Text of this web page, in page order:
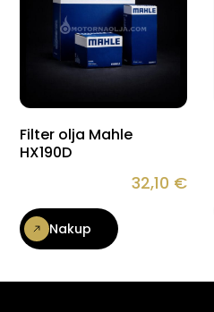
Filter olja Mahle
HX190D
32,10 €
Nakup